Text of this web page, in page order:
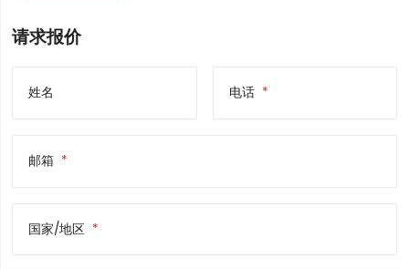
请求报价
姓名 电话
邮箱
国家/地区